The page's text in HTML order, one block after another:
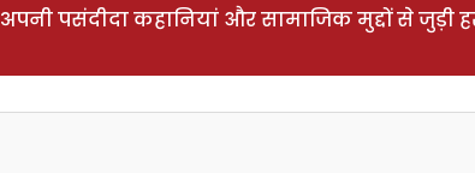
अपनी पसंदीदा कहानियां और सामाजिक मुद्दों से जुड़ी